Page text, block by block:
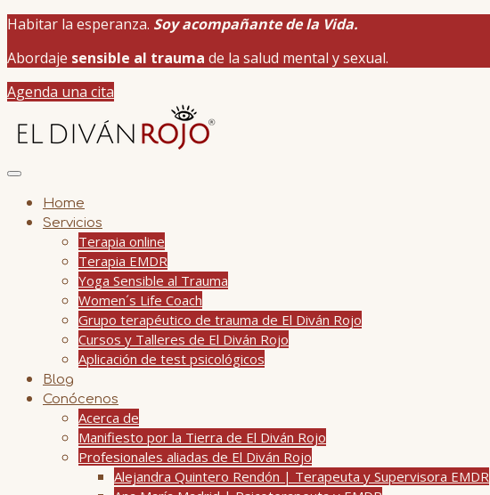
Habitar la esperanza. Soy acompañante de la Vida.
Abordaje sensible al trauma de la salud mental y sexual.
Agenda una cita
Home
Servicios
Terapia online
Terapia EMDR
Yoga Sensible al Trauma
Women´s Life Coach
Grupo terapéutico de trauma de El Diván Rojo
Cursos y Talleres de El Diván Rojo
Aplicación de test psicológicos
Blog
Conócenos
Acerca de
Manifiesto por la Tierra de El Diván Rojo
Profesionales aliadas de El Diván Rojo
Alejandra Quintero Rendón | Terapeuta y Supervisora EMDR